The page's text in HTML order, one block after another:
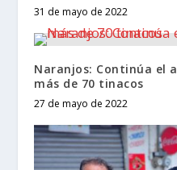
31 de mayo de 2022
Naranjos: Continúa el
más de 70 tinacos
27 de mayo de 2022